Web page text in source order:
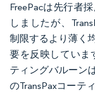
FreePacは先行者
しましたが、
制限するより薄く
要を反映していま
ティングバルーン
のTransPaxコーテ